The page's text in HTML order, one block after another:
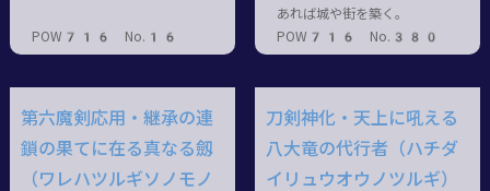
POW716 No.16
あれば城や街を築く。
POW716 No.380
第六魔剣応用・継承の連
鎖の果てに在る真なる劔
（ワレハツルギソノモノ
刀剣神化・天上に吼える
八大竜の代行者（ハチダ
イリュウオウノツルギ）